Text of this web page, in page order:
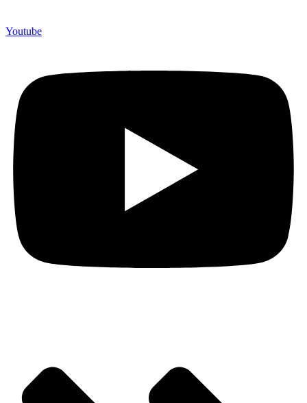
Youtube